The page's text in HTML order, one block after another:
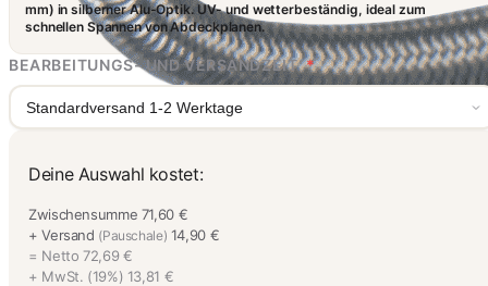
mm) in silberner Alu-Optik. UV- und wetterbeständig, ideal zum
schnellen Spannen von Abdeckplanen.
BEARBEITUNGS- UND VERSANDZEIT *
Standardversand 1-2 Werktage
Deine Auswahl kostet:
Zwischensumme 71,60 €
+ Versand (Pauschale) 14,90 €
= Netto 72,69 €
+ MwSt. (19%) 13,81 €